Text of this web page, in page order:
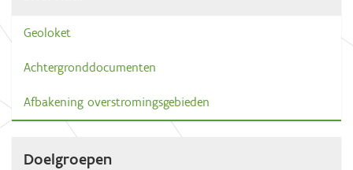
Geoloket
Achtergronddocumenten
Afbakening overstromingsgebieden
Doelgroepen